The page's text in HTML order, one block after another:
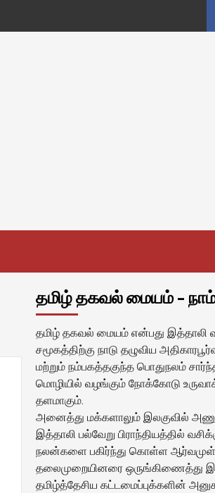
தமிழ் தகவல் மையம் –
தமிழ் தகவல் மையம் என்பது இத்தாலி
சமூகத்திற்கு நாடு தழுவிய
மற்றும் நம்பகத்தகுந்த பொதுநலம்
மொழியில் வழங்கும் நோக்கோடு
தளமாகும்.
அனைத்து மக்களாலும் இலகுவில்
இத்தாலி பல்வேறு பிராந்தியத்தில்
நலன்களை பகிர்ந்து கொள்ள
தலைமுறையினரை ஒருங்கிணைத்து
தமிழ்த்தேசிய கட்டமைப்புக்களின்